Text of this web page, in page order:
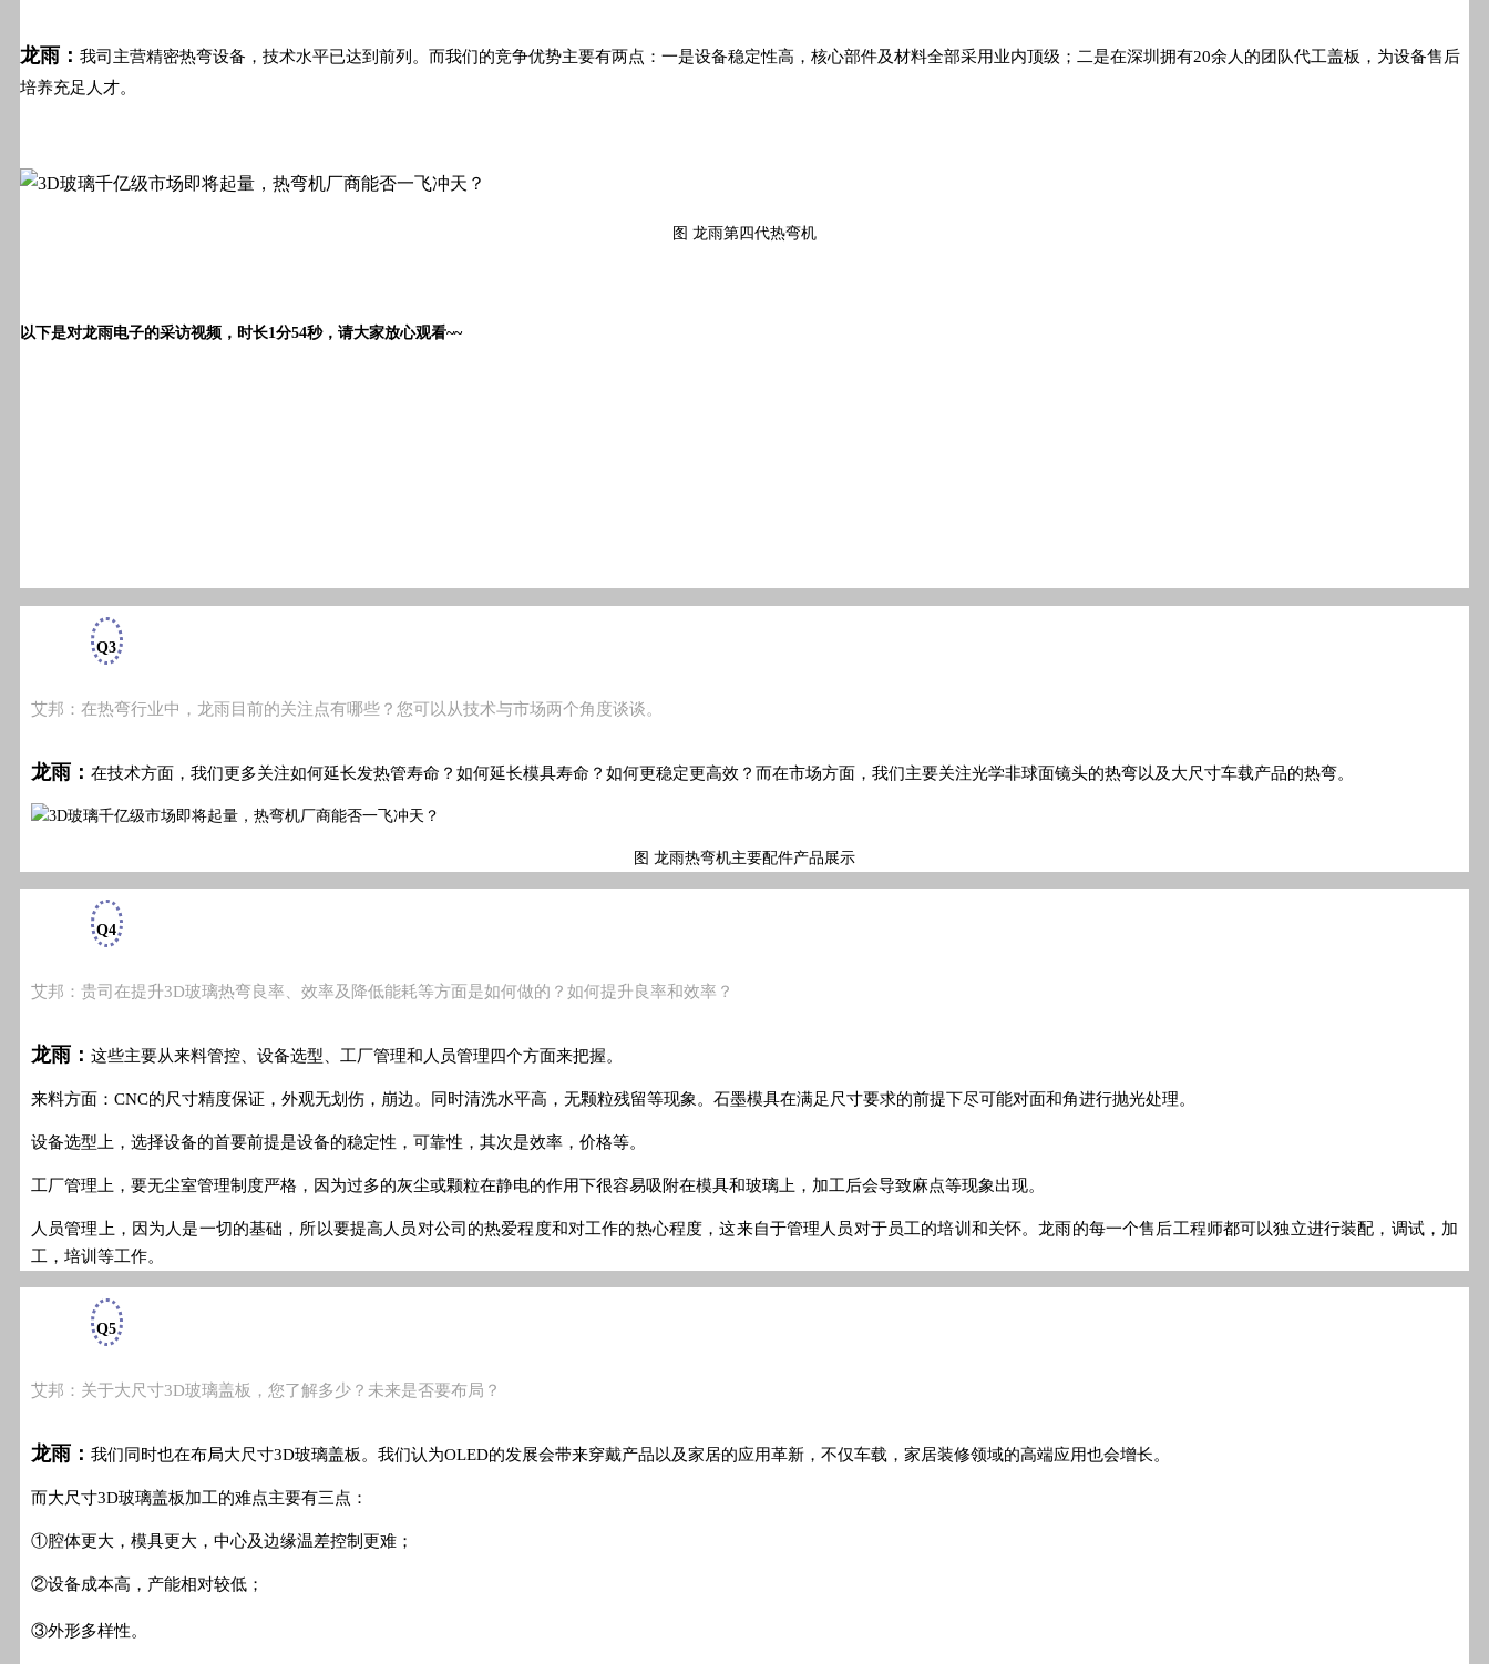
龙雨： 我司主营精密热弯设备，技术水平已达到前列。而我们的竞争优势主要有两点：一是设备稳定性高，核心部件及材料全部采用业内顶级；二是在深圳拥有20余人的团队代工盖板，为设备售后
培养充足人才。
图 龙雨第四代热弯机
以下是对龙雨电子的采访视频，时长1分54秒，请大家放心观看~~
Q3
艾邦：在热弯行业中，龙雨目前的关注点有哪些？您可以从技术与市场两个角度谈谈。
龙雨： 在技术方面，我们更多关注如何延长发热管寿命？如何延长模具寿命？如何更稳定更高效？而在市场方面，我们主要关注光学非球面镜头的热弯以及大尺寸车载产品的热弯。
图 龙雨热弯机主要配件产品展示
Q4
艾邦：贵司在提升3D玻璃热弯良率、效率及降低能耗等方面是如何做的？如何提升良率和效率？
龙雨： 这些主要从来料管控、设备选型、工厂管理和人员管理四个方面来把握。
来料方面：CNC的尺寸精度保证，外观无划伤，崩边。同时清洗水平高，无颗粒残留等现象。石墨模具在满足尺寸要求的前提下尽可能对面和角进行抛光处理。
设备选型上，选择设备的首要前提是设备的稳定性，可靠性，其次是效率，价格等。
工厂管理上，要无尘室管理制度严格，因为过多的灰尘或颗粒在静电的作用下很容易吸附在模具和玻璃上，加工后会导致麻点等现象出现。
人员管理上，因为人是一切的基础，所以要提高人员对公司的热爱程度和对工作的热心程度，这来自于管理人员对于员工的培训和关怀。龙雨的每一个售后工程师都可以独立进行装配，调试，加
工，培训等工作。
Q5
艾邦：关于大尺寸3D玻璃盖板，您了解多少？未来是否要布局？
龙雨： 我们同时也在布局大尺寸3D玻璃盖板。我们认为OLED的发展会带来穿戴产品以及家居的应用革新，不仅车载，家居装修领域的高端应用也会增长。
而大尺寸3D玻璃盖板加工的难点主要有三点：
①腔体更大，模具更大，中心及边缘温差控制更难；
②设备成本高，产能相对较低；
③外形多样性。